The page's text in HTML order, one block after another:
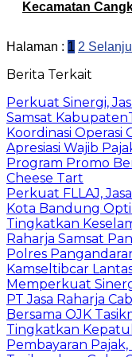
Kecamatan
Halaman : 1 2
Berita Terkait
Perkuat Sinergi,
Samsat
Koordinasi Operasi
Apresiasi Wajib
Program Promo
Cheese Tart
Perkuat FLLAJ,
Kota Bandung
Tingkatkan
Raharja Samsat
Polres
Kamseltibcar
Memperkuat
PT Jasa Raharja
Bersama OJK
Tingkatkan
Pembayaran